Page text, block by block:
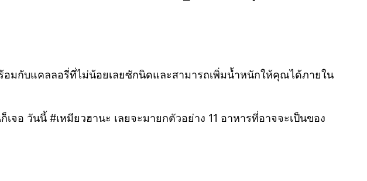
มกับแคลลอรี่ที่ไม่น้อยเลยซักนิดและสามารถเพิ่มน้ำหนักให้คุณได้ภายใน
อ วันนี้ #เหมียวฮานะ เลยจะมายกตัวอย่าง 11 อาหารที่อาจจะเป็นของ